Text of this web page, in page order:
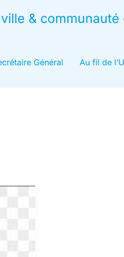
& communauté
Général Au fil de